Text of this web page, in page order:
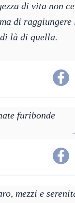
di vita non
di raggiungere
là di quella.
furibonde
mezzi e